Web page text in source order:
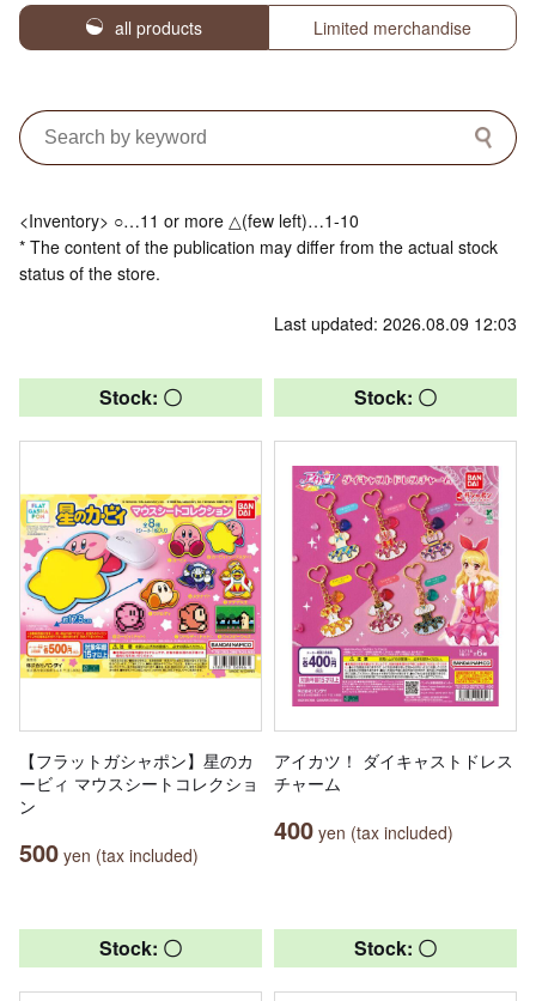
all products Limited merchandise
<Inventory> ○…11 or more △(few left)…1-10
* The content of the publication may differ from the actual stock
status of the store.
Last updated: 2026.08.09 12:03
Stock: 〇
【フラットガシャポン】星のカ
ービィ マウスシートコレクショ
ン
500 yen (tax included)
Stock: 〇
アイカツ！ ダイキャストドレス
チャーム
400 yen (tax included)
Stock: 〇 Stock: 〇